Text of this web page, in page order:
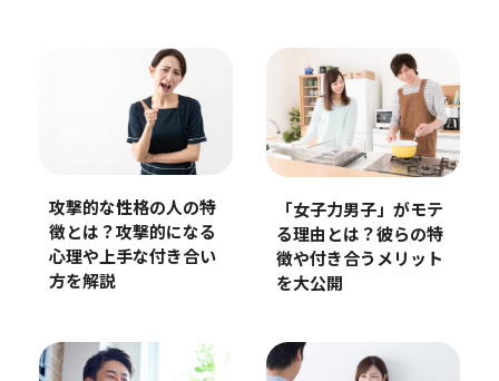
攻撃的な性格の人の特
徴とは？攻撃的になる
心理や上手な付き合い
方を解説
「女子力男子」がモテ
る理由とは？彼らの特
徴や付き合うメリット
を大公開